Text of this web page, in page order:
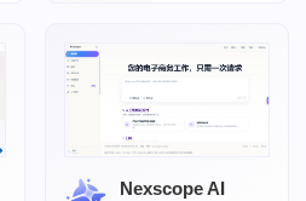
Nexscope AI